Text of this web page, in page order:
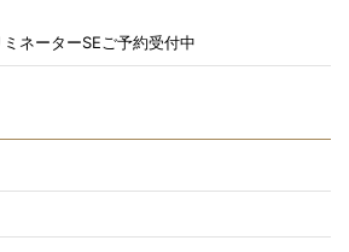
ネーターSEご予約受付中